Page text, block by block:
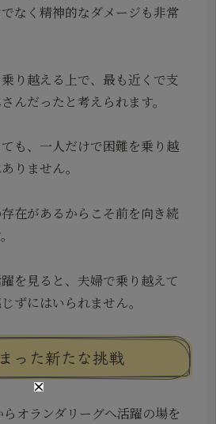
なく精神的なダメージも非常
り越える上で、最も近くで支
んだったと考えられます。
も、一人だけで困難を乗り越
りません。
在があるからこそ前を向き続
を見ると、夫婦で乗り越えて
ずにはいられません。
った新たな挑戦
オランダリーグへ活躍の場を